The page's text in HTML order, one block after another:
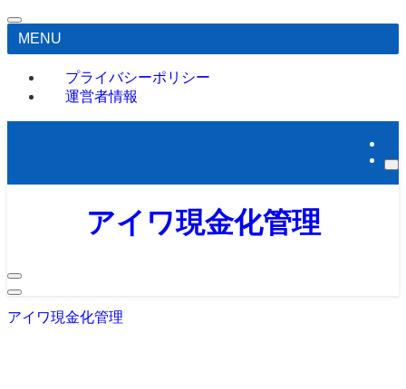
MENU
プライバシーポリシー
運営者情報
アイワ現金化管理
アイワ現金化管理